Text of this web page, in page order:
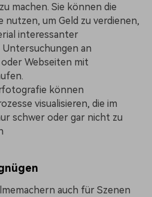
machen. Sie können die
um Geld zu verdienen,
interessanter
an
Webseiten mit
können
visualisieren, die im
schwer oder gar nicht zu
auch für Szenen